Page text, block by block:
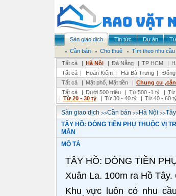
Sàn giao dịch Tin tức Dự án
Cần bán
Cho thuê
Tìm theo nhu cầu
Tất cả
| Hà Nội | Đà Nẵng | TP HCM |
Tất cả | Hoàn Kiếm | Hai Bà Trưng |
Tất cả
| Mặt phố, Mặt tiền | Chung cư
Tất cả
| Dưới 500 triệu | Từ 500 -1 tỷ | Từ
| Từ 20 - 30 tỷ | Từ 30 - 40 tỷ | Từ 40 - 60
Sàn giao dịch >>Cần bán >>Hà Nội >>
TÂY HỒ: DÒNG TIỀN PHỤ THUỘC VỊ
MẮN
MÔ TẢ
TÂY HỒ: DÒNG TIỀN
Xuân La. 100m ra Hồ
Khu vực luôn có nhu